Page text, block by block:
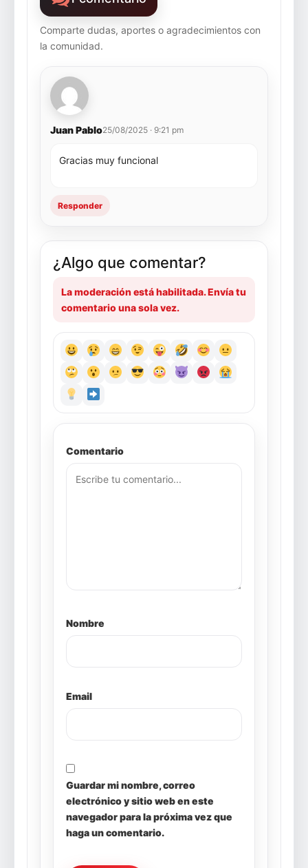
Comparte dudas, aportes o agradecimientos con
la comunidad.
Juan Pablo25/08/2025 · 9:21 pm
Gracias muy funcional
Responder
¿Algo que comentar?
La moderación está habilitada. Envía tu
comentario una sola vez.
Comentario
Nombre
Email
Guardar mi nombre, correo
electrónico y sitio web en este
navegador para la próxima vez que
haga un comentario.